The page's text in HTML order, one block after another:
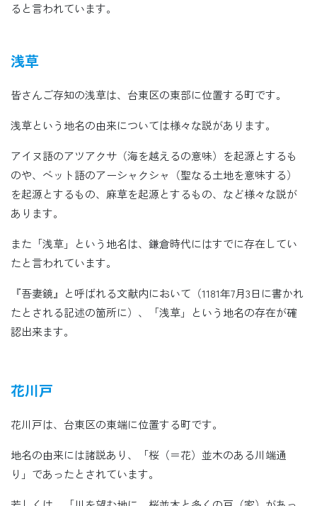
ると言われています。
浅草
皆さんご存知の浅草は、台東区の東部に位置する町です。
浅草という地名の由来については様々な説があります。
アイヌ語のアツアクサ（海を越えるの意味）を起源とするも
のや、ベット語のアーシャクシャ（聖なる土地を意味する）
を起源とするもの、麻草を起源とするもの、など様々な説が
あります。
また「浅草」という地名は、鎌倉時代にはすでに存在してい
たと言われています。
『吾妻鏡』と呼ばれる文献内において（1181年7月3日に書かれ
たとされる記述の箇所に）、「浅草」という地名の存在が確
認出来ます。
花川戸
花川戸は、台東区の東端に位置する町です。
地名の由来には諸説あり、「桜（＝花）並木のある川端通
り」であったとされています。